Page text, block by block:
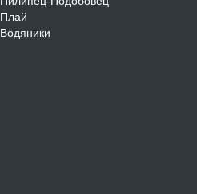
Плай
Водяники